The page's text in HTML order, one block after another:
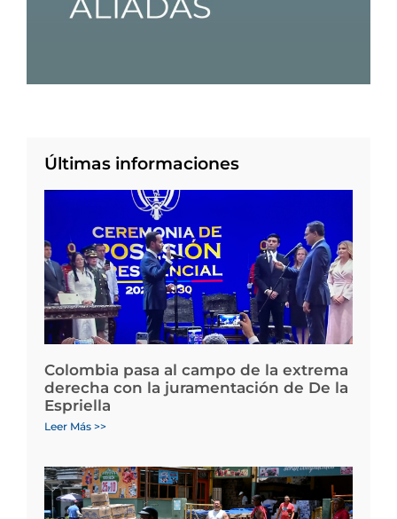
Últimas informaciones
Colombia pasa al campo de la extrema
derecha con la juramentación de De la
Espriella
Leer Más >>